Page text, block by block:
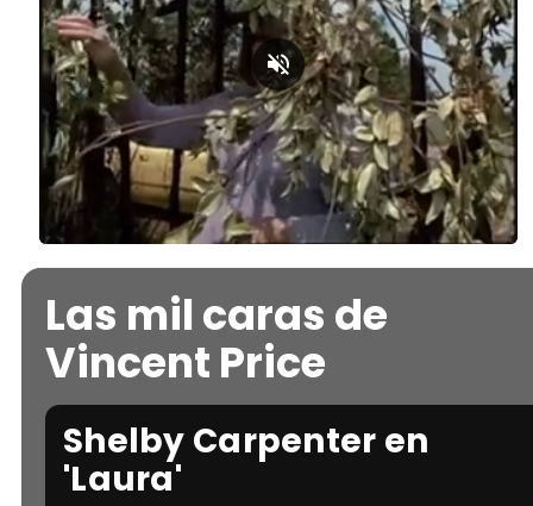
Unmute Loaded:
36.10%
Las mil caras de
Vincent Price
Shelby Carpenter en
'Laura'